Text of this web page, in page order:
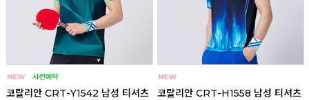
코랄리안 CRT-Y1542 남성 티셔츠 코랄리안 CRT-H1558 남성 티셔츠